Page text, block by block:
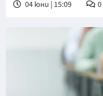
04 юни | 15:09 0